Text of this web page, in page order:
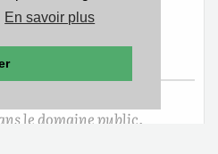
En savoir plusenvers le
retira d’Israël.
le domaine public.